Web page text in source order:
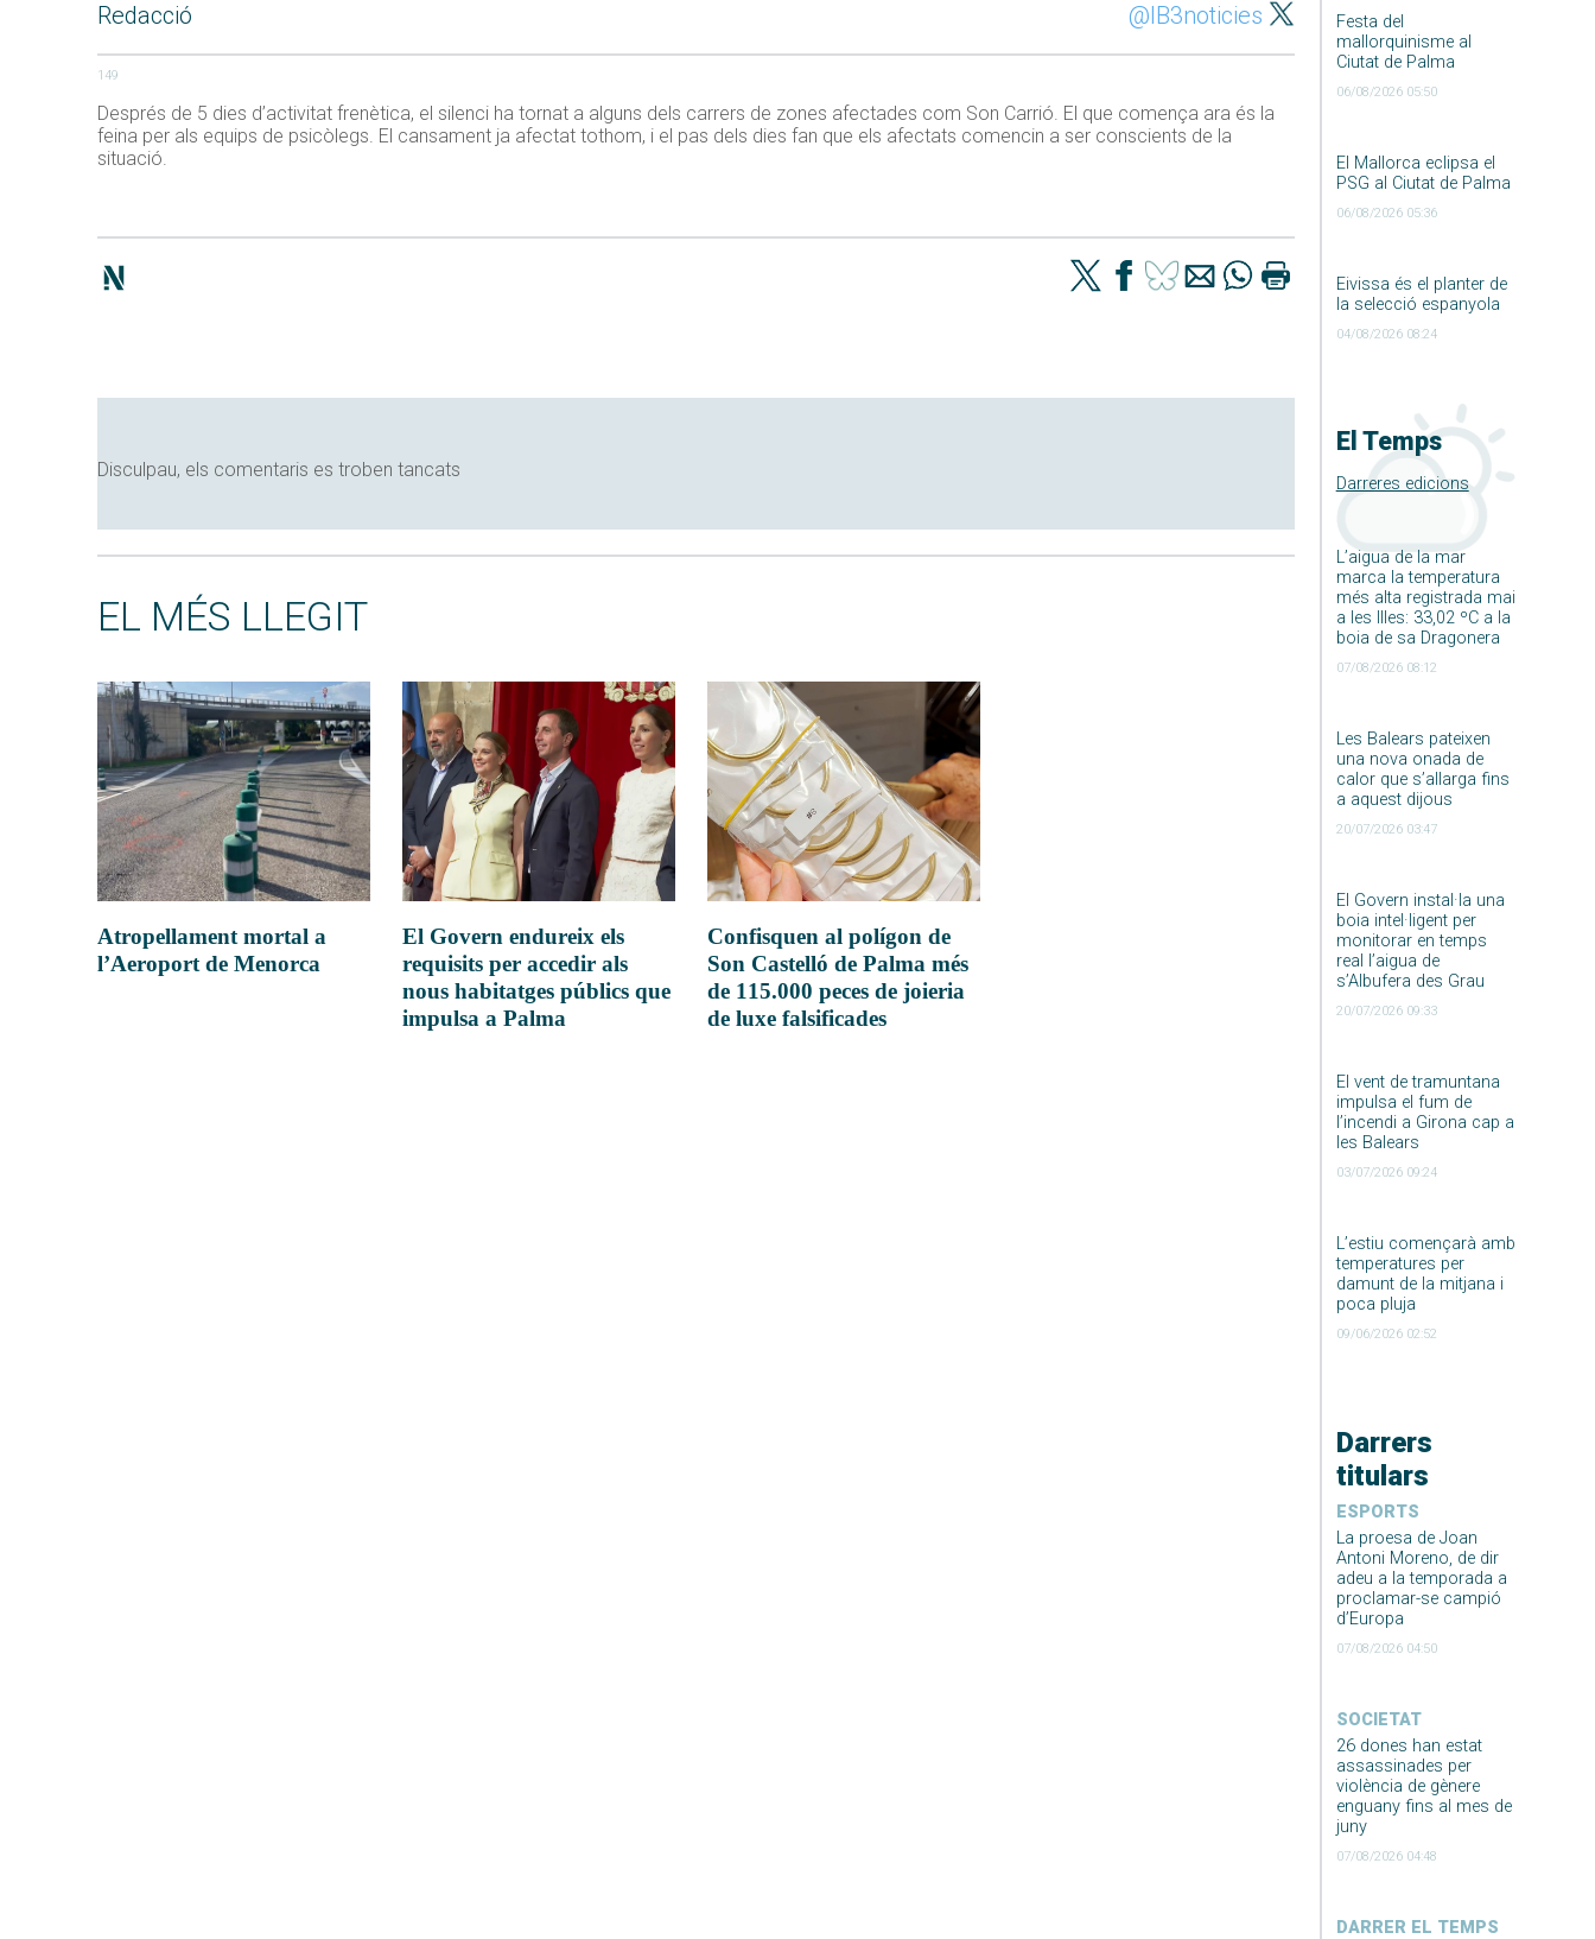
Festa del
mallorquinisme al
Ciutat de Palma
06/08/2026 05:50
El Mallorca eclipsa el
PSG al Ciutat de Palma
06/08/2026 05:36
Eivissa és el planter de
la selecció espanyola
04/08/2026 08:24
El Temps
Darreres edicions
L’aigua de la mar
marca la temperatura
més alta registrada mai
a les Illes: 33,02 ºC a la
boia de sa Dragonera
07/08/2026 08:12
Les Balears pateixen
una nova onada de
calor que s’allarga fins
a aquest dijous
20/07/2026 03:47
El Govern instal·la una
boia intel·ligent per
monitorar en temps
real l’aigua de
s’Albufera des Grau
20/07/2026 09:33
El vent de tramuntana
impulsa el fum de
l’incendi a Girona cap a
les Balears
03/07/2026 09:24
L’estiu començarà amb
temperatures per
damunt de la mitjana i
poca pluja
09/06/2026 02:52
Darrers
titulars
ESPORTS
La proesa de Joan
Antoni Moreno, de dir
adeu a la temporada a
proclamar-se campió
d’Europa
07/08/2026 04:50
SOCIETAT
26 dones han estat
assassinades per
violència de gènere
enguany fins al mes de
juny
07/08/2026 04:48
DARRER EL TEMPS
Redacció @IB3noticies
149
Després de 5 dies d’activitat frenètica, el silenci ha tornat a alguns dels carrers de zones afectades com Son Carrió. El que comença ara és la
feina per als equips de psicòlegs. El cansament ja afectat tothom, i el pas dels dies fan que els afectats comencin a ser conscients de la
situació.
Disculpau, els comentaris es troben tancats
EL MÉS LLEGIT
Atropellament mortal a
l’Aeroport de Menorca
El Govern endureix els
requisits per accedir als
nous habitatges públics que
impulsa a Palma
Confisquen al polígon de
Son Castelló de Palma més
de 115.000 peces de joieria
de luxe falsificades